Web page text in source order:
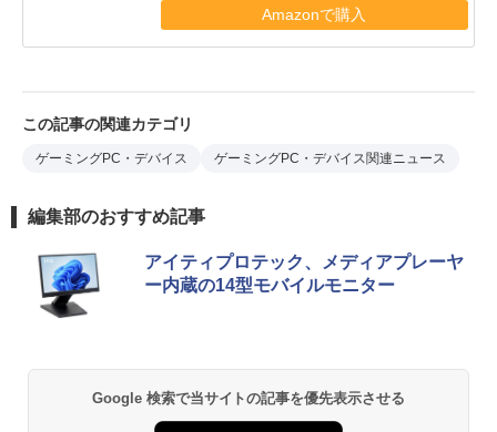
Amazonで購入
この記事の関連カテゴリ
ゲーミングPC・デバイス ゲーミングPC・デバイス関連ニュース
編集部のおすすめ記事
アイティプロテック、メディアプレーヤ
ー内蔵の14型モバイルモニター
Google 検索で当サイトの記事を優先表示させる